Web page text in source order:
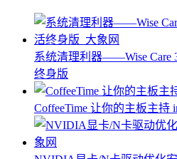
系统清理利器——Wise Care
终身版
CoffeeTime 让你的主板主持